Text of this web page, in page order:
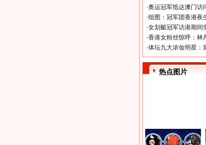
·奥运冠军抵达澳门访
·组图：冠军团香港夜
·女划艇冠军访港期间
·香港女粉丝惊呼：林
·体坛九大浓妆明星：
热点图片